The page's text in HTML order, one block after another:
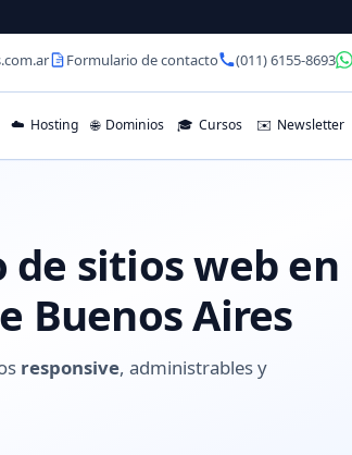
Formulario de contacto (011) 6155-8693
☁️ Hosting 🌐 Dominios 🎓 Cursos ✉️ Newsletter
sitios web en
Buenos Aires
responsive, administrables y